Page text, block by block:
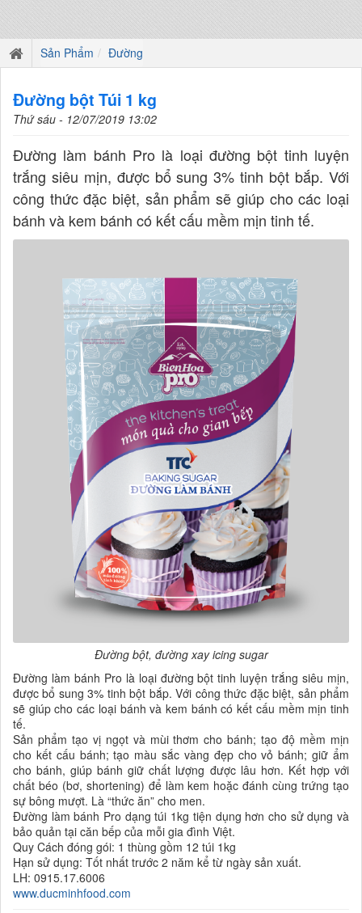
Sản Phẩm Đường
Đường bột Túi 1 kg
Thứ sáu - 12/07/2019 13:02
Đường làm bánh Pro là loại đường bột tinh luyện
trắng siêu mịn, được bổ sung 3% tinh bột bắp. Với
công thức đặc biệt, sản phẩm sẽ giúp cho các loại
bánh và kem bánh có kết cấu mềm mịn tinh tế.
Đường bột, đường xay icing sugar
Đường làm bánh Pro là loại đường bột tinh luyện trắng siêu mịn,
được bổ sung 3% tinh bột bắp. Với công thức đặc biệt, sản phẩm
sẽ giúp cho các loại bánh và kem bánh có kết cấu mềm mịn tinh
tế.
Sản phẩm tạo vị ngọt và mùi thơm cho bánh; tạo độ mềm mịn
cho kết cấu bánh; tạo màu sắc vàng đẹp cho vỏ bánh; giữ ẩm
cho bánh, giúp bánh giữ chất lượng được lâu hơn. Kết hợp với
chất béo (bơ, shortening) để làm kem hoặc đánh cùng trứng tạo
sự bông mượt. Là “thức ăn” cho men.
Đường làm bánh Pro dạng túi 1kg tiện dụng hơn cho sử dụng và
bảo quản tại căn bếp của mỗi gia đình Việt.
Quy Cách đóng gói: 1 thùng gồm 12 túi 1kg
Hạn sử dụng: Tốt nhất trước 2 năm kể từ ngày sản xuất.
LH: 0915.17.6006
www.ducminhfood.com